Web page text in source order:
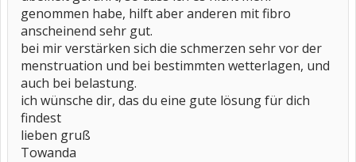
genommen habe, hilft aber anderen mit fibro
anscheinend sehr gut.
bei mir verstärken sich die schmerzen sehr vor der
menstruation und bei bestimmten wetterlagen, und
auch bei belastung.
ich wünsche dir, das du eine gute lösung für dich
findest
lieben gruß
Towanda